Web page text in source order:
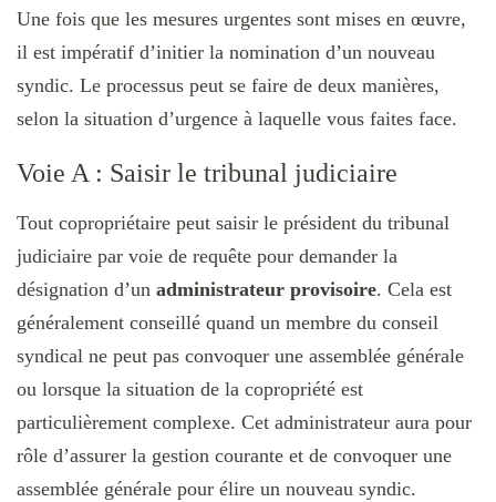
Une fois que les mesures urgentes sont mises en œuvre,
il est impératif d’initier la nomination d’un nouveau
syndic. Le processus peut se faire de deux manières,
selon la situation d’urgence à laquelle vous faites face.
Voie A : Saisir le tribunal judiciaire
Tout copropriétaire peut saisir le président du tribunal
judiciaire par voie de requête pour demander la
désignation d’un administrateur provisoire. Cela est
généralement conseillé quand un membre du conseil
syndical ne peut pas convoquer une assemblée générale
ou lorsque la situation de la copropriété est
particulièrement complexe. Cet administrateur aura pour
rôle d’assurer la gestion courante et de convoquer une
assemblée générale pour élire un nouveau syndic.